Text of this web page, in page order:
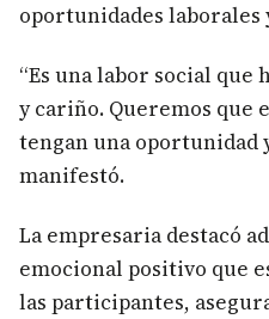
oportunidades laborales
“Es una labor social que
y cariño. Queremos que
tengan una oportunidad
manifestó.
La empresaria destacó
emocional positivo que
las participantes,